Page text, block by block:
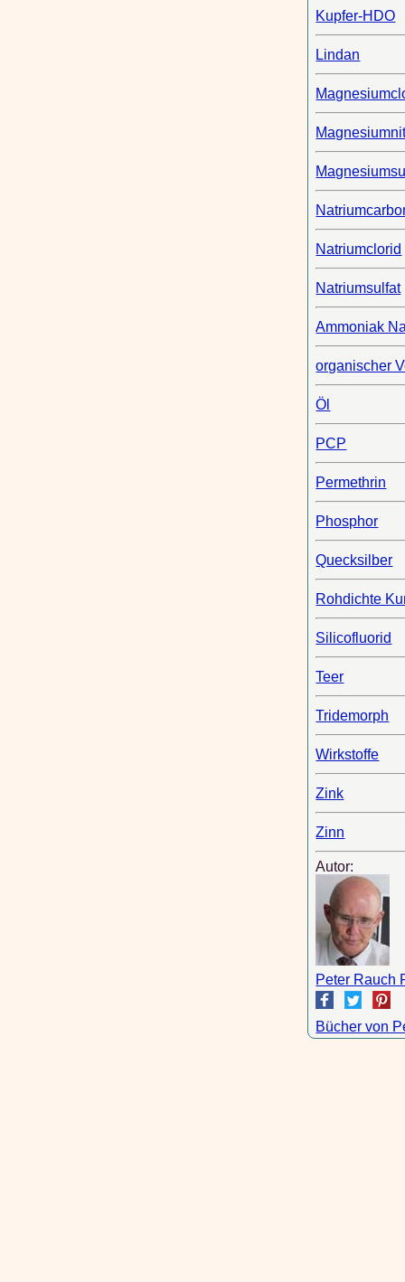
Kupfer-HDO
Lindan
Natriumclorid
Natriumsulfat
Ammoniak
organischer
Öl
PCP
Permethrin
Phosphor
Quecksilber
Rohdichte
Silicofluorid
Teer
Tridemorph
Wirkstoffe
Zink
Zinn
Autor:
Peter Rauch
Bücher von